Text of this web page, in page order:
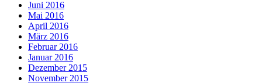
Juni 2016
Mai 2016
April 2016
März 2016
Februar 2016
Januar 2016
Dezember 2015
November 2015